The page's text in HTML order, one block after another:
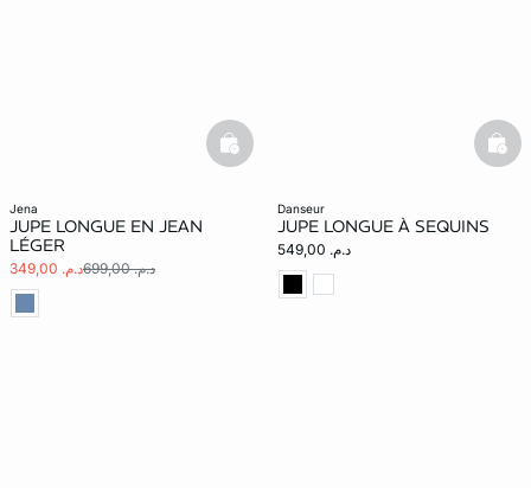
jena
JUPE LONGUE EN JEAN
LÉGER
د.م. 349,00 د.م. 699,00
basketfull
danseur
JUPE LONGUE À SEQUINS
د.م. 549,00